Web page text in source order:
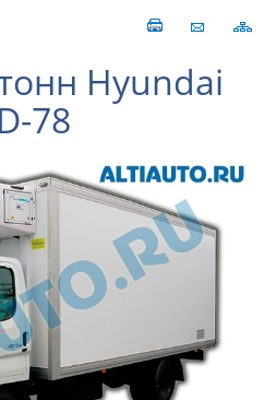
Hyundai
78